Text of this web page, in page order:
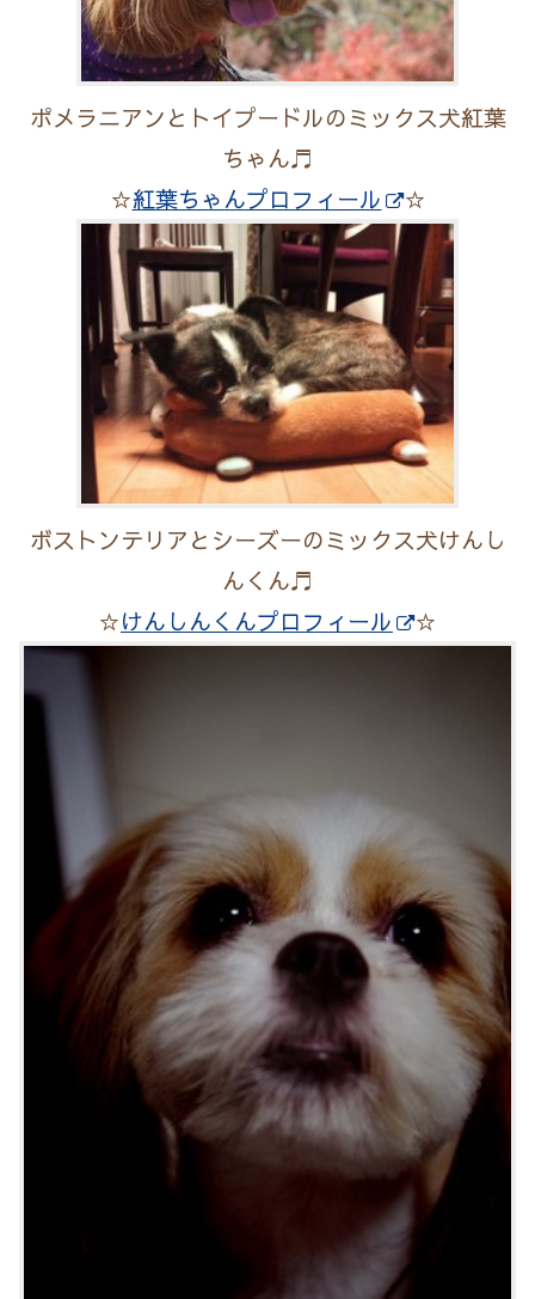
ポメラニアンとトイプードルのミックス犬紅葉
ちゃん♬
☆紅葉ちゃんプロフィール ☆
ボストンテリアとシーズーのミックス犬けんし
んくん♬
☆けんしんくんプロフィール ☆